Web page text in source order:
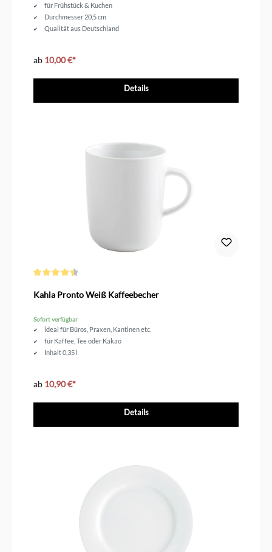
für Frühstück & Kuchen
Durchmesser 20,5 cm
Qualität aus Deutschland
ab 10,00 €*
Details
Kahla Pronto Weiß Kaffeebecher
Sofort verfügbar
ideal für Büros, Praxen, Kantinen etc.
für Kaffee, Tee oder Kakao
Inhalt 0,35 l
ab 10,90 €*
Details